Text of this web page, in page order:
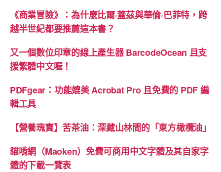
《商業冒險》：為什麼比爾·蓋茲與華倫·巴菲特，跨
越半世紀都要推薦這本書？
又一個數位印章的線上產生器 BarcodeOcean 且支
援繁體中文喔！
PDFgear：功能媲美 Acrobat Pro 且免費的 PDF 編
輯工具
【營養瑰寶】苦茶油：深藏山林間的「東方橄欖油」
貓啃網（Maoken）免費可商用中文字體及其自家字
體的下載一覽表